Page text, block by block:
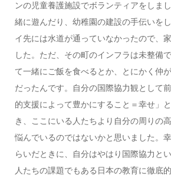
ンの児童養護施設でボランティアをしま
緒に遊んだり、幼稚園の建設の手伝いを
イ先には水道が通っていなかったので、
した。ただ、その町のインフラは未整備
て一緒にご飯を食べるとか、とにかく仲
だったんです。自分の国際協力観として
的支援によって豊かにすること＝幸せ」
き、ここにいる人たちより自分の周りの
悩んでいるのではないかと思いました。
らいだときに、自分はやはり国際協力と
人たちの課題でもある日本の教育に徹底